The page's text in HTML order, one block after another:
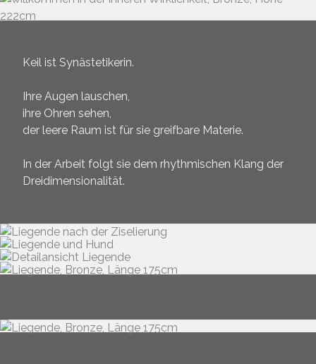
Keil ist Synästetikerin.
Ihre Augen lauschen,
ihre Ohren sehen,
der leere Raum ist für sie greifbare Materie.
In der Arbeit folgt sie dem rhythmischen Klang der
Dreidimensionalität.